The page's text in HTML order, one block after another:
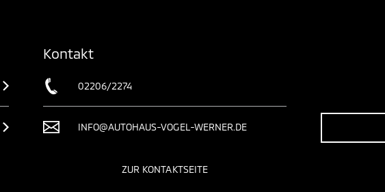
Kontakt
02206/2274
INFO@AUTOHAUS-VOGEL-WERNER.DE
ZUR KONTAKTSEITE